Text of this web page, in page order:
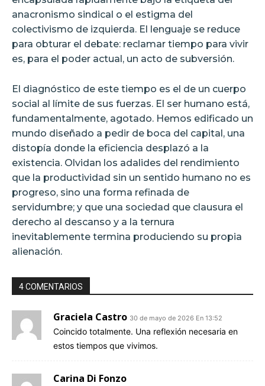
anacronismo sindical o el estigma del
colectivismo de izquierda. El lenguaje se reduce
para obturar el debate: reclamar tiempo para vivir
es, para el poder actual, un acto de subversión.
El diagnóstico de este tiempo es el de un cuerpo
social al límite de sus fuerzas. El ser humano está,
fundamentalmente, agotado. Hemos edificado un
mundo diseñado a pedir de boca del capital, una
distopía donde la eficiencia desplazó a la
existencia. Olvidan los adalides del rendimiento
que la productividad sin un sentido humano no es
progreso, sino una forma refinada de
servidumbre; y que una sociedad que clausura el
derecho al descanso y a la ternura
inevitablemente termina produciendo su propia
alienación.
4 COMENTARIOS
Graciela Castro 30 de mayo de 2026 En 13:52
Coincido totalmente. Una reflexión necesaria en
estos tiempos que vivimos.
Carina Di Fonzo